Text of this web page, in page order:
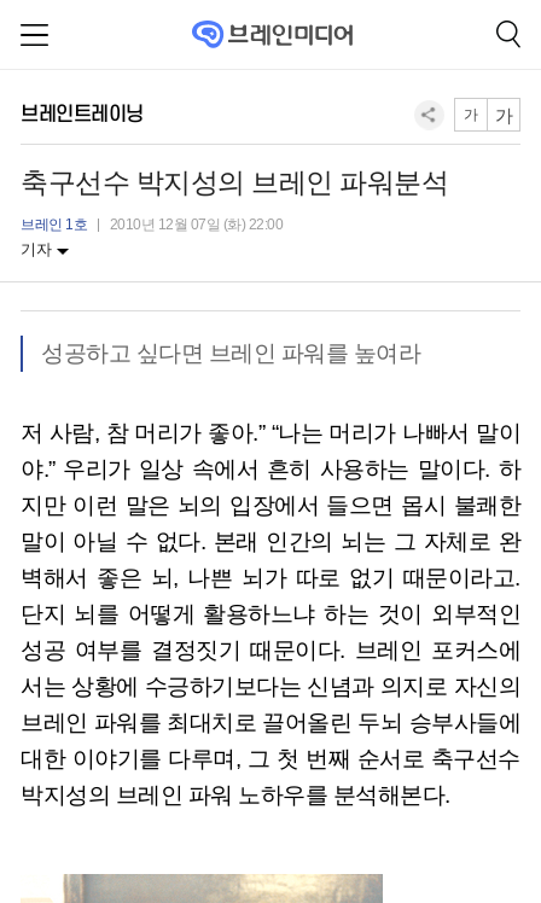
브레인트레이닝 가 가
축구선수 박지성의 브레인 파워분석
브레인 1호
2010년 12월 07일 (화) 22:00
기자
성공하고 싶다면 브레인 파워를 높여라
저 사람, 참 머리가 좋아.” “나는 머리가 나빠서 말이
야.” 우리가 일상 속에서 흔히 사용하는 말이다. 하
지만 이런 말은 뇌의 입장에서 들으면 몹시 불쾌한
말이 아닐 수 없다. 본래 인간의 뇌는 그 자체로 완
벽해서 좋은 뇌, 나쁜 뇌가 따로 없기 때문이라고.
단지 뇌를 어떻게 활용하느냐 하는 것이 외부적인
성공 여부를 결정짓기 때문이다. 브레인 포커스에
서는 상황에 수긍하기보다는 신념과 의지로 자신의
브레인 파워를 최대치로 끌어올린 두뇌 승부사들에
대한 이야기를 다루며, 그 첫 번째 순서로 축구선수
박지성의 브레인 파워 노하우를 분석해본다.